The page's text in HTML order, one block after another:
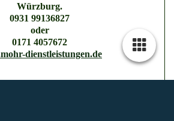
Würzburg.
0931 99136827
oder
0171 4057672
dienstleistungen.de